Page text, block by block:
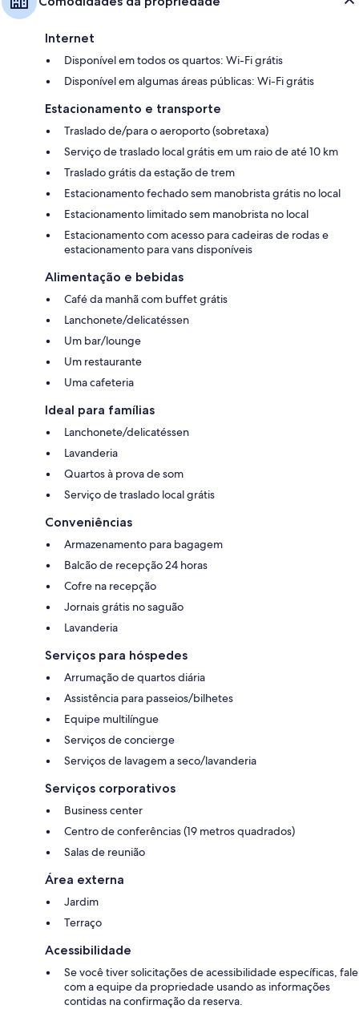
Internet
Disponível em todos os quartos: Wi-Fi grátis
Disponível em algumas áreas públicas: Wi-Fi grátis
Estacionamento e transporte
Traslado de/para o aeroporto (sobretaxa)
Serviço de traslado local grátis em um raio de até 10 km
Traslado grátis da estação de trem
Estacionamento fechado sem manobrista grátis no local
Estacionamento limitado sem manobrista no local
Estacionamento com acesso para cadeiras de rodas e
estacionamento para vans disponíveis
Alimentação e bebidas
Café da manhã com buffet grátis
Lanchonete/delicatéssen
Um bar/lounge
Um restaurante
Uma cafeteria
Ideal para famílias
Lanchonete/delicatéssen
Lavanderia
Quartos à prova de som
Serviço de traslado local grátis
Conveniências
Armazenamento para bagagem
Balcão de recepção 24 horas
Cofre na recepção
Jornais grátis no saguão
Lavanderia
Serviços para hóspedes
Arrumação de quartos diária
Assistência para passeios/bilhetes
Equipe multilíngue
Serviços de concierge
Serviços de lavagem a seco/lavanderia
Serviços corporativos
Business center
Centro de conferências (19 metros quadrados)
Salas de reunião
Área externa
Jardim
Terraço
Acessibilidade
Se você tiver solicitações de acessibilidade específicas, fale
com a equipe da propriedade usando as informações
contidas na confirmação da reserva.